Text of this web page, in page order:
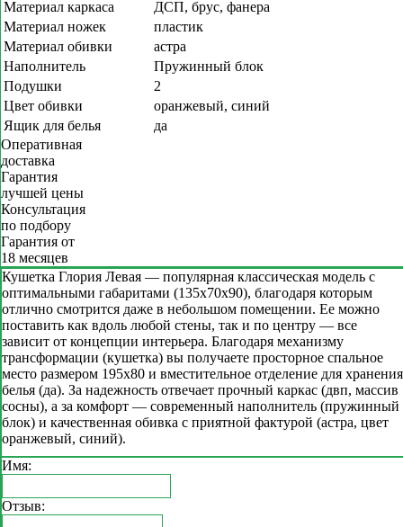
Материал каркаса
ДСП, брус, фанера
Материал ножек
пластик
Материал обивки
астра
Наполнитель
Пружинный блок
Подушки
2
Цвет обивки
оранжевый, синий
Ящик для белья
да
Оперативная
доставка
Гарантия
лучшей цены
Консультация
по подбору
Гарантия от
18 месяцев
Кушетка Глория Левая — популярная классическая модель с
оптимальными габаритами (135x70x90), благодаря которым
отлично смотрится даже в небольшом помещении. Ее можно
поставить как вдоль любой стены, так и по центру — все
зависит от концепции интерьера. Благодаря механизму
трансформации (кушетка) вы получаете просторное спальное
место размером 195х80 и вместительное отделение для хранения
белья (да). За надежность отвечает прочный каркас (двп, массив
сосны), а за комфорт — современный наполнитель (пружинный
блок) и качественная обивка с приятной фактурой (астра, цвет
оранжевый, синий).
Имя:
Отзыв: